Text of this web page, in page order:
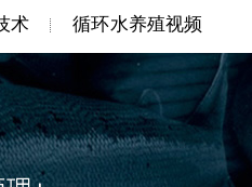
术 循环水养殖视频